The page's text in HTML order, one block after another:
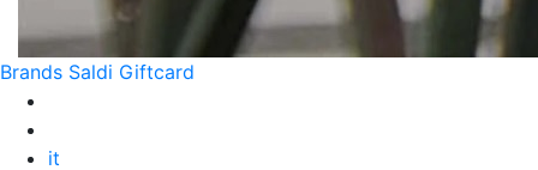
Brands Saldi Giftcard
it